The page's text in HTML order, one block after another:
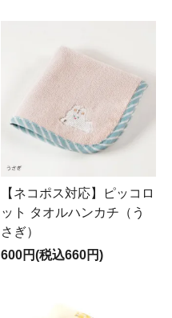
【ネコポス対応】ピッコロ
ット タオルハンカチ（う
さぎ）
600円(税込660円)